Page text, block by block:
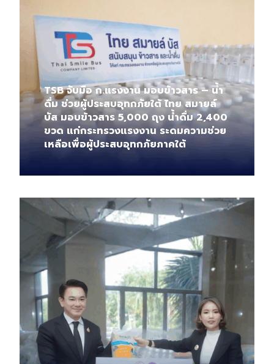
TSB จับมือ ก.แรงงาน มอบข้าวสาร – น้ำ
ดื่ม ช่วยผู้ประสบอุทกภัยใต้ ไทย สมายล์
บัส มอบข้าวสาร 5,000 ถุง น้ำดื่ม 2,400
ขวด แก่กระทรวงแรงงาน ระดมความช่วย
เหลือเพื่อผู้ประสบอุทกภัยภาคใต้